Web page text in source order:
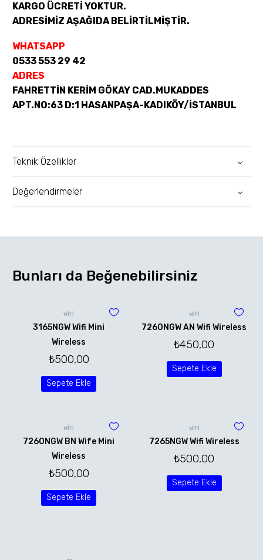
KARGO ÜCRETİ YOKTUR.
ADRESİMİZ AŞAĞIDA BELİRTİLMİŞTİR.
WHATSAPP
0533 553 29 42
ADRES
FAHRETTİN KERİM GÖKAY CAD.MUKADDES
APT.NO:63 D:1 HASANPAŞA-KADIKÖY/İSTANBUL
Teknik Özellikler
Değerlendirmeler
Bunları da Beğenebilirsiniz
WİFİ
3165NGW Wifi Mini
Wireless
₺500,00
Sepete Ekle
WİFİ
7260NGW AN Wifi Wireless
₺450,00
Sepete Ekle
WİFİ
7260NGW BN Wife Mini
Wireless
₺500,00
Sepete Ekle
WİFİ
7265NGW Wifi Wireless
₺500,00
Sepete Ekle